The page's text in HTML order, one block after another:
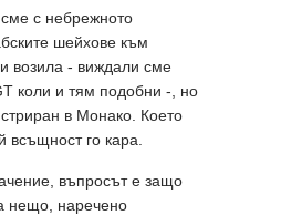
с небрежното
шейхове към
возила - виждали сме
коли и тям подобни -, но
в Монако. Което
всъщност го кара.
въпросът е защо
нещо, наречено